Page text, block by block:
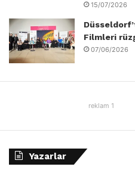
15/07/2026
Filmleri
07/06/2026
reklam 1
Yazarlar